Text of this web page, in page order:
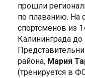
прошли
по плаванию. На
спортсменов из
Калининграда до
района, Мария
(тренируется в